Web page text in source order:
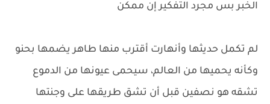
الخبر بس مجرد التفكير إن ممكن
لم تكمل حديثها وأنهارت أقترب منها طاهر يضمها بحنو
وكأنه يحميها من العالم، سيحمى عيونها من الدموع
تشقه هو نصفين قبل أن تشق طريقها على وجنتها